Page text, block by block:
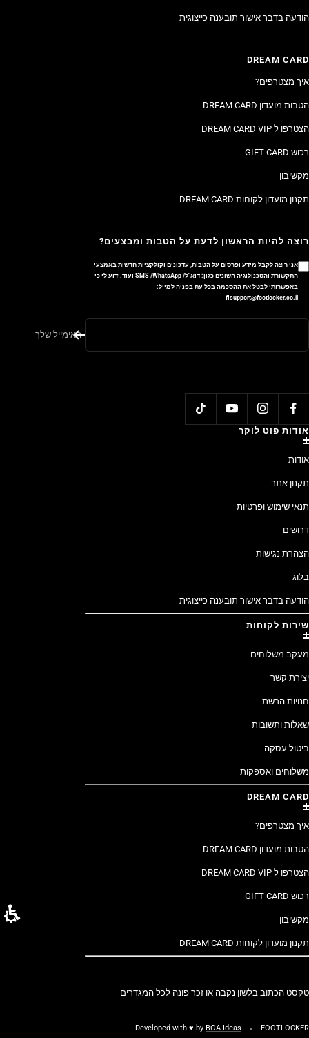
הודעה בדבר אישור תובענה כייצוגית
DREAM CARD
איך מצטרפים?
הטבות מועדון DREAM CARD
הצטרפו ל DREAM CARD VIP
רכוש GIFT CARD
מקשיבון
תקנון מועדון לקוחות DREAM CARD
רוצה להיות הראשון לדעת על הטבות ומבצעים?
אני רוצה לקבל מידע ופרסום על הטבות, עדכונים וקולקציות חדשות באמצעי
התקשורת והטכנולוגיה השונים כגון: דוא"ל/ SMS /WhatsApp ועוד.ידוע לי כי
באפשרותי לבטל את ההסכמה בכל עת בפניה למייל:
flsupport@footlocker.co.il
האימייל שלך
אודות פוט לוקר
אודות
תקנון אתר
תנאי שימוש ופרטיות
דרושים
הצהרת נגישות
בלוג
הודעה בדבר אישור תובענה כייצוגית
שירות לקוחות
מעקב משלוחים
יצירת קשר
חנויות הרשת
שאלות ותשובות
ביטול עסקה
משלוחים ואספקות
DREAM CARD
איך מצטרפים?
הטבות מועדון DREAM CARD
הצטרפו ל DREAM CARD VIP
רכוש GIFT CARD
מקשיבון
תקנון מועדון לקוחות DREAM CARD
טקסט הכתוב בלשון נקבה או זכר פונה לכל המגדרים
FOOTLOCKER
Developed with ♥ by BOA Ideas